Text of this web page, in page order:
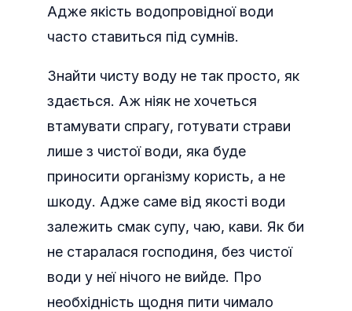
Адже якість водопровідної води
часто ставиться під сумнів.
Знайти чисту воду не так просто, як
здається. Аж ніяк не хочеться
втамувати спрагу, готувати страви
лише з чистої води, яка буде
приносити організму користь, а не
шкоду. Адже саме від якості води
залежить смак супу, чаю, кави. Як би
не старалася господиня, без чистої
води у неї нічого не вийде. Про
необхідність щодня пити чимало